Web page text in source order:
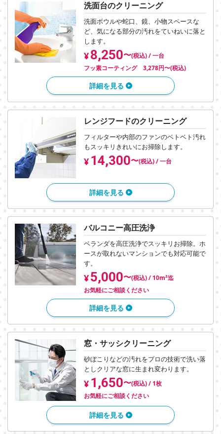
洗面台のクリーニング
洗面ボウルや蛇口、鏡、小物スペースな
ど、 気になる部分の汚れをていねいに落と
します。
¥8,250〜(税込) / 一台
フッ素コーティング 3,278円〜(税込)
詳細を見る
レンジフードのクリーニング
フィルターや内部のファンのベトベト汚れ
もスッキリきれいにお掃除します。
¥ 14,300〜(税込) / 一台
詳細を見る
バルコニー高圧洗浄
ベランダを高圧洗浄でスッキリお掃除。 ホ
ースが取れないマンションでも対応可能で
す。
¥5,000〜(税込) / 10m²迄
お気軽にご相談ください
詳細を見る
窓・サッシクリーニング
砂ぼこりなどの汚れをプロの技術で洗い落
としクリアな窓に生まれ変わります。
¥ 1,650〜(税込) / 1枚
お気軽にご相談ください
詳細を見る